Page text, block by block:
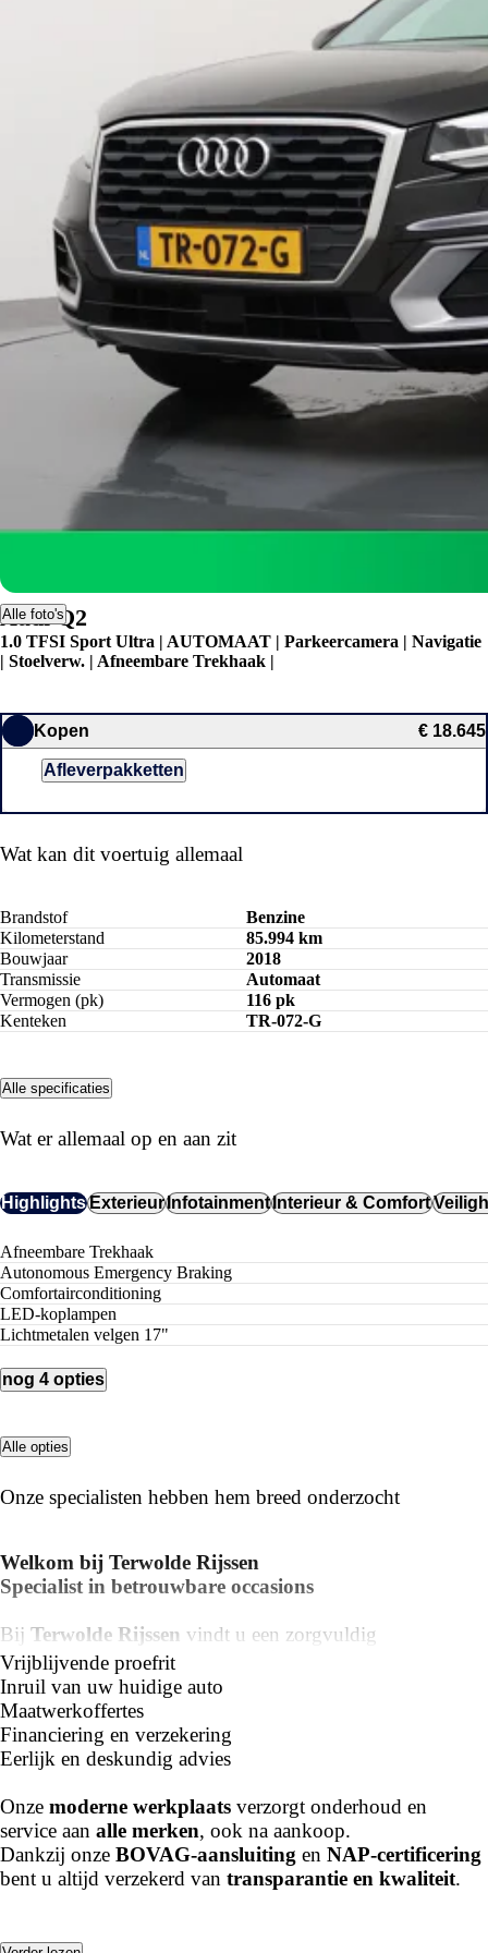
Alle foto's
Audi Q2
1.0 TFSI Sport Ultra | AUTOMAAT | Parkeercamera | Navigatie
| Stoelverw. | Afneembare Trekhaak |
Kopen € 18.645
Afleverpakketten
Wat kan dit voertuig allemaal
Brandstof
Benzine
Kilometerstand
85.994 km
Bouwjaar
2018
Transmissie
Automaat
Vermogen (pk)
116 pk
Kenteken
TR-072-G
Alle specificaties
Wat er allemaal op en aan zit
HighlightsExterieurInfotainmentInterieur & Comfort
Afneembare Trekhaak
Autonomous Emergency Braking
Comfortairconditioning
LED-koplampen
lichtmetalen velgen 17"
nog 4 opties
Alle opties
Onze specialisten hebben hem breed onderzocht
Welkom bij Terwolde Rijssen
Specialist in betrouwbare occasions
Bij Terwolde Rijssen vindt u een zorgvuldig
samengesteld aanbod van
bedrijfswagens van alle merken
Of u nu zoekt naar een compacte stadsauto, een ruime
gezinswagen of een elektrische occasion – wij helpen u
graag bij het maken van de juiste keuze.
----
Meer weten of een proefrit plannen?
📍 Bezoek onze showroom inRijssen
📧 Mail ons:
Vrijblijvende proefrit
Inruil van uw huidige auto
Maatwerkoffertes
Financiering en verzekering
Eerlijk en deskundig advies
Onze moderne werkplaats verzorgt onderhoud en
service aan alle merken, ook na aankoop.
Dankzij onze BOVAG-aansluiting en NAP-certificering
bent u altijd verzekerd van transparantie en kwaliteit.